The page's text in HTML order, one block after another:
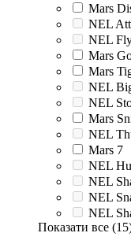
Mars
NEL
NEL
Mars
Mars
NEL
NEL
Mars
NEL
Mars 7
NEL
NEL
NEL
NEL
Показати все